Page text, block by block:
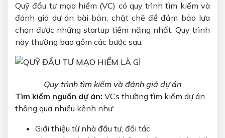
Quỹ đầu tư mạo hiểm (VC) có quy trình tìm kiếm và
đánh giá dự án bài bản, chặt chẽ để đảm bảo lựa
chọn được những startup tiềm năng nhất. Quy trình
này thường bao gồm các bước sau:
Quy trình tìm kiếm và đánh giá dự án
Tìm kiếm nguồn dự án: VCs thường tìm kiếm dự án
thông qua nhiều kênh như:
Giới thiệu từ nhà đầu tư, đối tác